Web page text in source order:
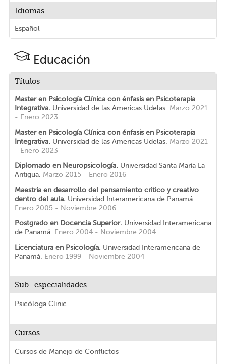
Idiomas
Español
Educación
Títulos
Master en Psicología Clínica con énfasis en Psicoterapia
Integrativa. Universidad de las Americas Udelas. Marzo 2021
- Enero 2023
Master en Psicología Clínica con énfasis en Psicoterapia
Integrativa. Universidad de las Americas Udelas. Marzo 2021
- Enero 2023
Diplomado en Neuropsicología. Universidad Santa María La
Antigua. Marzo 2015 - Enero 2016
Maestría en desarrollo del pensamiento critico y creativo
dentro del aula. Universidad Interamericana de Panamá.
Enero 2005 - Noviembre 2006
Postgrado en Docencia Superior. Universidad Interamericana
de Panamá. Enero 2004 - Noviembre 2004
Licenciatura en Psicología. Universidad Interamericana de
Panamá. Enero 1999 - Noviembre 2004
Sub- especialidades
Psicóloga Clinic
Cursos
Cursos de Manejo de Conflictos